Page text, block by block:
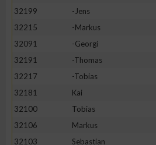
32199
-Jens
32215
-Markus
32091
-Georgi
32191
-Thomas
32217
-Tobias
32181
Kai
32100
Tobias
32106
Markus
32103
Sebastian